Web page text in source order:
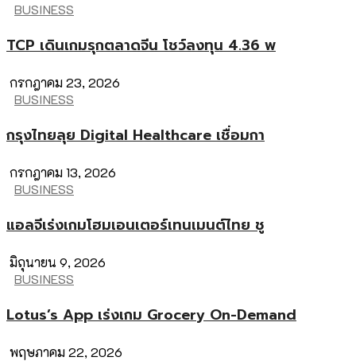
BUSINESS
TCP เดินเกมรุกตลาดจีน โชว์ลงทุน 4.36 พ
กรกฎาคม 23, 2026
BUSINESS
กรุงไทยลุย Digital Healthcare เชื่อมกา
กรกฎาคม 13, 2026
BUSINESS
แอลจีเร่งเกมโฮมเอนเตอร์เทนเมนต์ไทย ชู
มิถุนายน 9, 2026
BUSINESS
Lotus’s App เร่งเกม Grocery On-Demand
พฤษภาคม 22, 2026